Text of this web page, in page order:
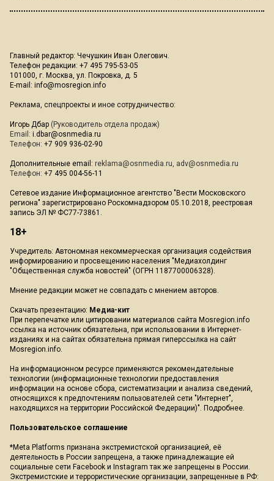
Главный редактор: Чечушкин Иван Олегович.
Телефон редакции: +7 495 795-53-05
101000, г. Москва, ул. Покровка, д. 5
E-mail: info@mosregion.info
Реклама, спецпроекты и иное сотрудничество:
Игорь Дбар (Руководитель отдела продаж)
Email: i.dbar@osnmedia.ru
Телефон: +7 909 936-02-90
Дополнительные email: reklama@osnmedia.ru, adv@osnmedia.ru
Телефон: +7 495 004-56-11
Сетевое издание Информационное агентство "Вести Московского
региона" зарегистрировано Роскомнадзором 05.10.2018, реестровая
запись ЭЛ № ФС77-73861.
18+
Учредитель: Автономная некоммерческая организация содействия
информированию и просвещению населения "Медиахолдинг
"Общественная служба новостей" (ОГРН 1187700006328).
Мнение редакции может не совпадать с мнением авторов.
Скачать презентацию: Медиа-кит
При перепечатке или цитировании материалов сайта Mosregion.info
ссылка на источник обязательна, при использовании в Интернет-
изданиях и на сайтах обязательна прямая гиперссылка на сайт
Mosregion.info.
На информационном ресурсе применяются рекомендательные
технологии (информационные технологии предоставления
информации на основе сбора, систематизации и анализа сведений,
относящихся к предпочтениям пользователей сети "Интернет",
находящихся на территории Российской Федерации)". Подробнее.
Пользовательское соглашение
*Meta Platforms признана экстремистской организацией, её
деятельность в России запрещена, а также принадлежащие ей
социальные сети Facebook и Instagram так же запрещены в России.
Экстремистские и террористические организации, запрещенные в РФ: